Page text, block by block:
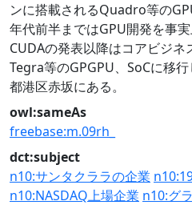
ンに搭載されるQuadro等の
年代前半まではGPU開発を事実
CUDAの発表以降はコアビジ
Tegra等のGPGPU、SoCに移
都港区赤坂にある。
owl:sameAs
freebase:m.09rh_
dct:subject
n10:サンタクララの企業
n10:NASDAQ上場企業 n10:グ